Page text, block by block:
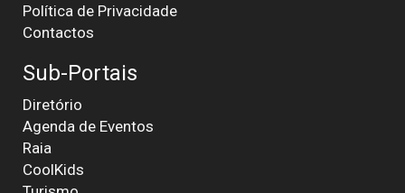
Política de Privacidade
Contactos
Sub-Portais
Diretório
Agenda de Eventos
Raia
CoolKids